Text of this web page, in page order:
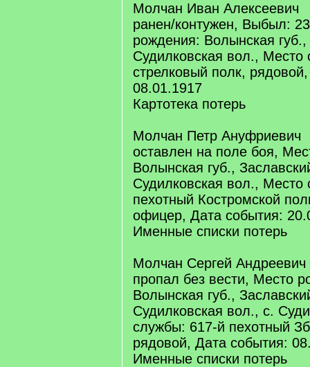
Молчан Иван Алексеевич
ранен/контужен, Выбыл:
рождения: Волынская
Судилковская вол., Место
стрелковый полк,
08.01.1917
Картотека потерь
Молчан Петр Ануфриевич
оставлен на поле боя,
Волынская губ.,
Судилковская вол., Место
пехотный Костромской
офицер, Дата события:
Именные списки потерь
Молчан Сергей Андреевич
пропал без вести, Место
Волынская губ.,
Судилковская вол., с.
службы: 617-й пехотный
рядовой, Дата события:
Именные списки потерь